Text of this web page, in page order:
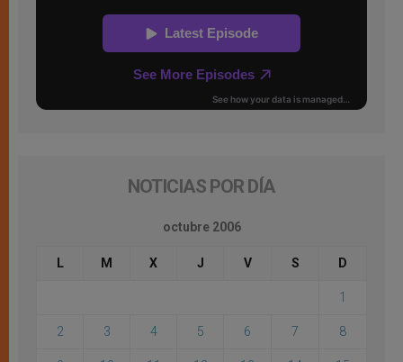
NOTICIAS POR DÍA
octubre 2006
L M X J V S D
1
2 3 4 5 6 7 8